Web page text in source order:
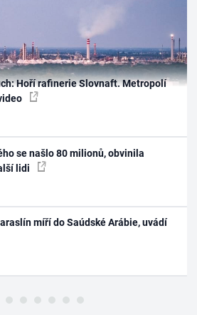
Hoří rafinerie Slovnaft. Metropolí
se našlo 80 milionů, obvinila
lidi
míří do Saúdské Arábie, uvádí